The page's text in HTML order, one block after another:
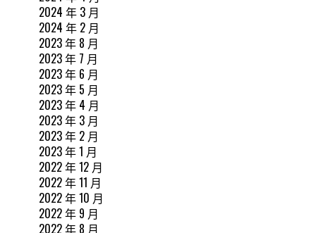
2024 年 3 月
2024 年 2 月
2023 年 8 月
2023 年 7 月
2023 年 6 月
2023 年 5 月
2023 年 4 月
2023 年 3 月
2023 年 2 月
2023 年 1 月
2022 年 12 月
2022 年 11 月
2022 年 10 月
2022 年 9 月
2022 年 8 月